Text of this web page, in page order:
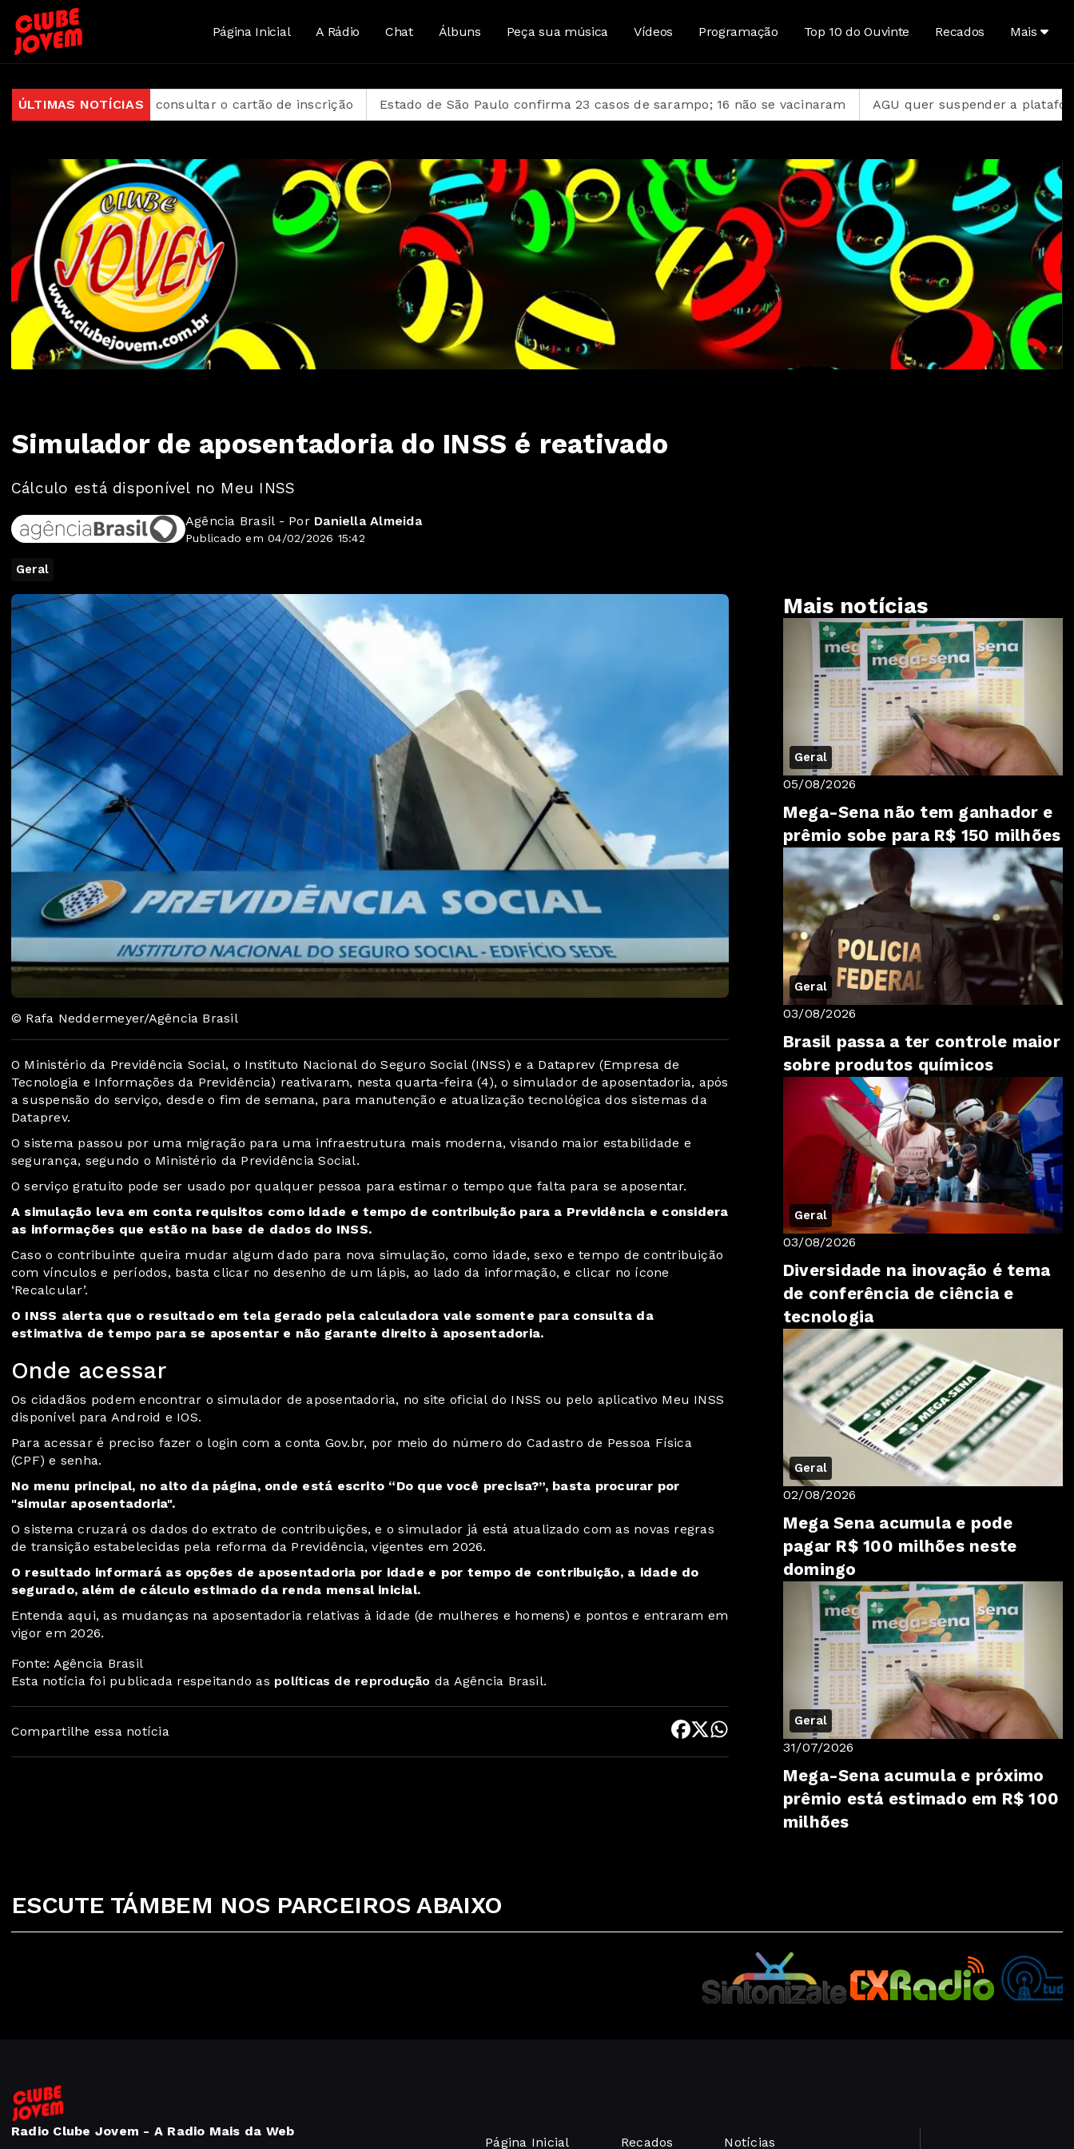
Página Inicial A Rádio Chat Álbuns Peça sua música Vídeos Programação Top 10 do Ouvinte Recados Mais
ÚLTIMAS NOTÍCIAS
consultar o cartão de inscrição Estado de São Paulo confirma 23 casos de sarampo; 16 não se vacinaram AGU quer suspender a plataforma Discord no
Simulador de aposentadoria do INSS é reativado
Cálculo está disponível no Meu INSS
Agência Brasil - Por Daniella Almeida
Publicado em 04/02/2026 15:42
Geral
© Rafa Neddermeyer/Agência Brasil
O Ministério da Previdência Social, o Instituto Nacional do Seguro Social (INSS) e a Dataprev (Empresa de
Tecnologia e Informações da Previdência) reativaram, nesta quarta-feira (4), o simulador de aposentadoria, após
a suspensão do serviço, desde o fim de semana, para manutenção e atualização tecnológica dos sistemas da
Dataprev.
O sistema passou por uma migração para uma infraestrutura mais moderna, visando maior estabilidade e
segurança, segundo o Ministério da Previdência Social.
O serviço gratuito pode ser usado por qualquer pessoa para estimar o tempo que falta para se aposentar.
A simulação leva em conta requisitos como idade e tempo de contribuição para a Previdência e considera
as informações que estão na base de dados do INSS.
Caso o contribuinte queira mudar algum dado para nova simulação, como idade, sexo e tempo de contribuição
com vínculos e períodos, basta clicar no desenho de um lápis, ao lado da informação, e clicar no ícone
‘Recalcular’.
O INSS alerta que o resultado em tela gerado pela calculadora vale somente para consulta da
estimativa de tempo para se aposentar e não garante direito à aposentadoria.
Onde acessar
Os cidadãos podem encontrar o simulador de aposentadoria, no site oficial do INSS ou pelo aplicativo Meu INSS
disponível para Android e IOS.
Para acessar é preciso fazer o login com aconta Gov.br, por meio do número do Cadastro de Pessoa Física
(CPF) e senha.
No menu principal, no alto da página, onde está escrito “Do que você precisa?”, basta procurar por
"simular aposentadoria".
O sistema cruzará os dados do extrato de contribuições, e o simulador já está atualizado com as novas regras
de transição estabelecidas pela reforma da Previdência, vigentes em 2026.
O resultado informará as opções de aposentadoria por idade e por tempo de contribuição, a idade do
segurado, além de cálculo estimado da renda mensal inicial.
Entenda aqui, as mudanças na aposentadoria relativas à idade (de mulheres e homens) e pontos e entraram em
vigor em 2026.
Fonte: Agência Brasil
Esta notícia foi publicada respeitando as políticas de reprodução da Agência Brasil.
Compartilhe essa notícia
Mais notícias
Geral
05/08/2026
Mega-Sena não tem ganhador e
prêmio sobe para R$ 150 milhões
Geral
03/08/2026
Brasil passa a ter controle maior
sobre produtos químicos
Geral
03/08/2026
Diversidade na inovação é tema
de conferência de ciência e
tecnologia
Geral
02/08/2026
Mega Sena acumula e pode
pagar R$ 100 milhões neste
domingo
Geral
31/07/2026
Mega-Sena acumula e próximo
prêmio está estimado em R$ 100
milhões
ESCUTE TÁMBEM NOS PARCEIROS ABAIXO
Radio Clube Jovem - A Radio Mais da Web
Página Inicial Recados Notícias